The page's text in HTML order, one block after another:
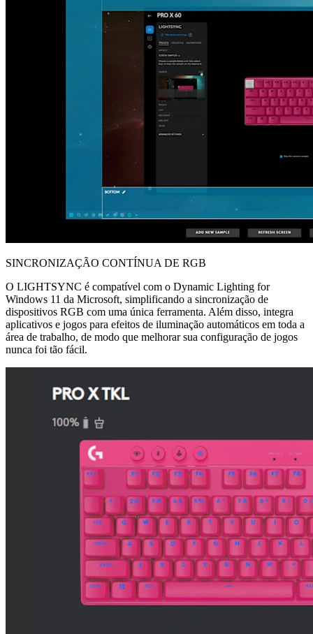
SINCRONIZAÇÃO CONTÍNUA DE RGB
O LIGHTSYNC é compatível com o Dynamic Lighting for
Windows 11 da Microsoft, simplificando a sincronização de
dispositivos RGB com uma única ferramenta. Além disso, integra
aplicativos e jogos para efeitos de iluminação automáticos em toda a
área de trabalho, de modo que melhorar sua configuração de jogos
nunca foi tão fácil.